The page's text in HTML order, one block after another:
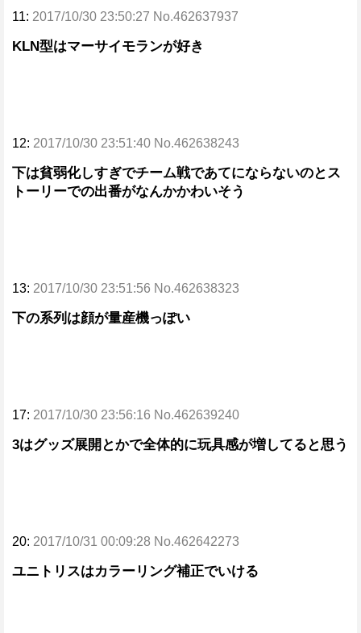
11: 2017/10/30 23:50:27 No.462637937
KLN型はマーサイモランが好き
12: 2017/10/30 23:51:40 No.462638243
下は貧弱化しすぎでチーム戦であてにならないのとス
トーリーでの出番がなんかかわいそう
13: 2017/10/30 23:51:56 No.462638323
下の系列は顔が量産機っぽい
17: 2017/10/30 23:56:16 No.462639240
3はグッズ展開とかで全体的に玩具感が増してると思う
20: 2017/10/31 00:09:28 No.462642273
ユニトリスはカラーリング補正でいける